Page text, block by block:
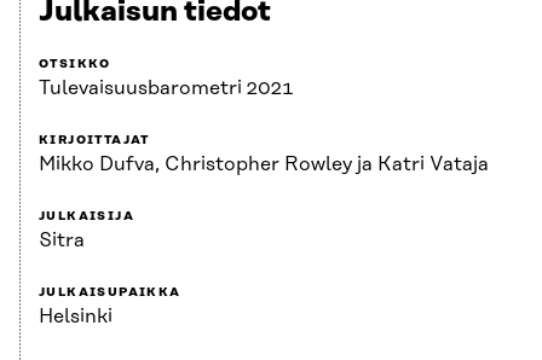
Julkaisun tiedot
OTSIKKO
Tulevaisuusbarometri 2021
KIRJOITTAJAT
Mikko Dufva, Christopher Rowley ja Katri Vataja
JULKAISIJA
Sitra
JULKAISUPAIKKA
Helsinki